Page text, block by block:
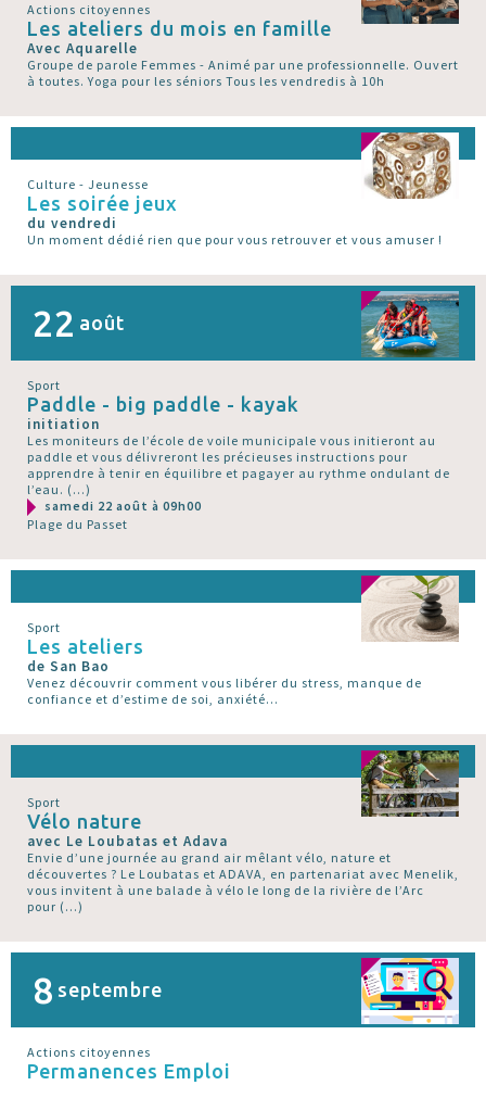
Actions citoyennes
Les ateliers du mois en famille
Avec Aquarelle
Groupe de parole Femmes - Animé par une professionnelle. Ouvert
à toutes. Yoga pour les séniors Tous les vendredis à 10h
Culture - Jeunesse
Les soirée jeux
du vendredi
Un moment dédié rien que pour vous retrouver et vous amuser !
22 août
Sport
Paddle - big paddle - kayak
initiation
Les moniteurs de l’école de voile municipale vous initieront au
paddle et vous délivreront les précieuses instructions pour
apprendre à tenir en équilibre et pagayer au rythme ondulant de
l’eau. (…)
samedi 22 août à 09h00
Plage du Passet
Sport
Les ateliers
de San Bao
Venez découvrir comment vous libérer du stress, manque de
confiance et d’estime de soi, anxiété...
Sport
Vélo nature
avec Le Loubatas et Adava
Envie d’une journée au grand air mêlant vélo, nature et
découvertes ? Le Loubatas et ADAVA, en partenariat avec Menelik,
vous invitent à une balade à vélo le long de la rivière de l’Arc
pour (…)
8 septembre
Actions citoyennes
Permanences Emploi